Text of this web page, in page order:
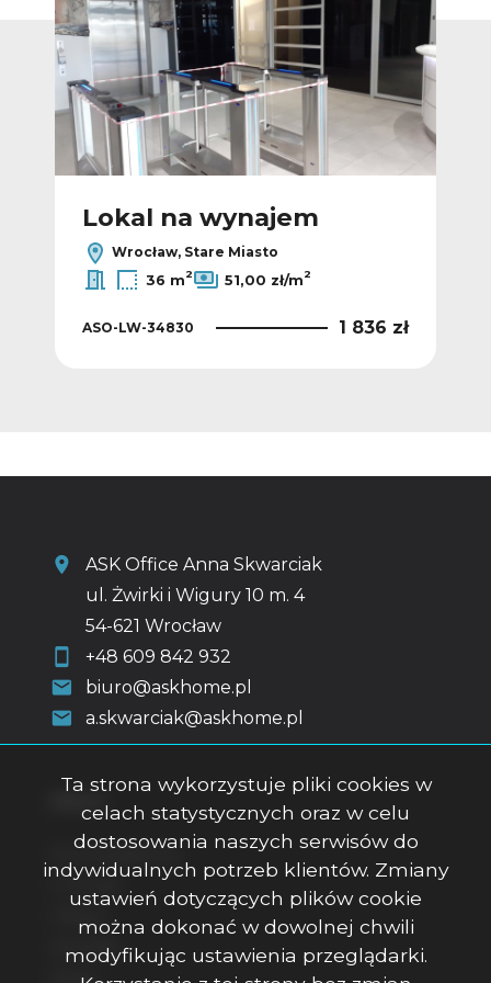
Lokal na wynajem
Wrocław, Stare Miasto
36 m2 51,00 zł/m2
ASO-LW-34830 1 836 zł
ASK Office Anna Skwarciak
ul. Żwirki i Wigury 10 m. 4
54-621 Wrocław
+48 609 842 932
biuro@askhome.pl
a.skwarciak@askhome.pl
Strona główna
O firmie
Kontakt
Rodo
Ta strona wykorzystuje pliki cookies w
celach statystycznych oraz w celu
dostosowania naszych serwisów do
indywidualnych potrzeb klientów. Zmiany
ustawień dotyczących plików cookie
można dokonać w dowolnej chwili
modyfikując ustawienia przeglądarki.